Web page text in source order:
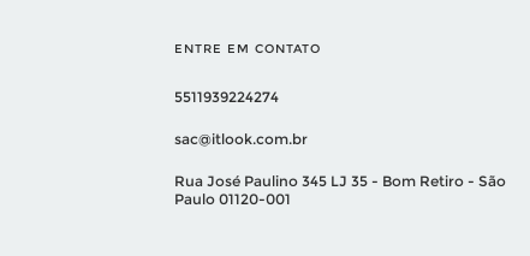
ENTRE EM CONTATO
5511939224274
sac@itlook.com.br
Rua José Paulino 345 LJ 35 - Bom Retiro - São
Paulo 01120-001